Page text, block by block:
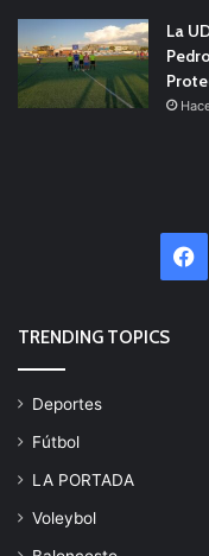
La
TRENDING TOPICS
Deportes
Fútbol
LA PORTADA
Voleybol